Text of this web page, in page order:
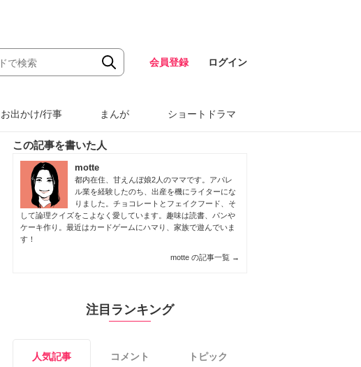
会員登録 ログイン
お出かけ/行事 まんが ショートドラマ
この記事を書いた人
motte
都内在住、甘えんぼ娘2人のママです。アパレ
ル業を経験したのち、出産を機にライターにな
りました。チョコレートとフェイクフード、そ
して論理クイズをこよなく愛しています。趣味は読書、パンや
ケーキ作り。最近はカードゲームにハマり、家族で遊んでいま
す！
motte の記事一覧 →
注目ランキング
人気記事 コメント トピック